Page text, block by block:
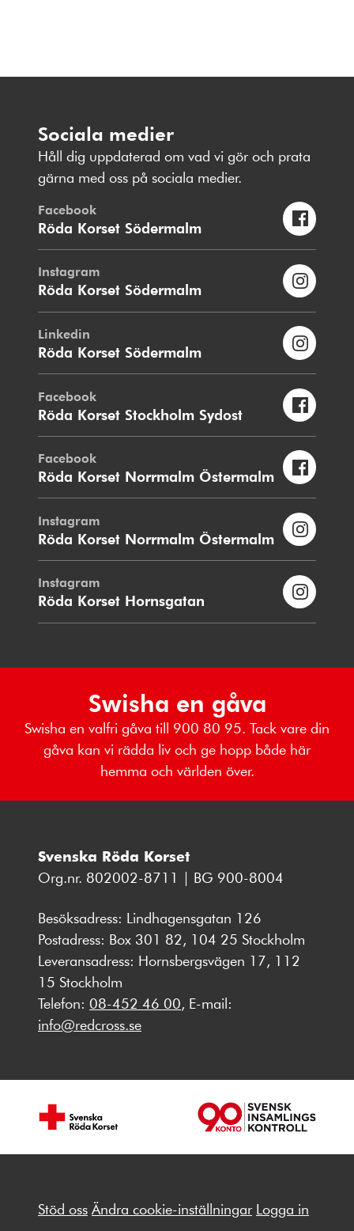
Sociala medier
Håll dig uppdaterad om vad vi gör och prata
gärna med oss på sociala medier.
Facebook
Röda Korset Södermalm
Instagram
Röda Korset Södermalm
Linkedin
Röda Korset Södermalm
Facebook
Röda Korset Stockholm Sydost
Facebook
Röda Korset Norrmalm Östermalm
Instagram
Röda Korset Norrmalm Östermalm
Instagram
Röda Korset Hornsgatan
Swisha en gåva
Swisha en valfri gåva till 900 80 95. Tack vare din
gåva kan vi rädda liv och ge hopp både här
hemma och världen över.
Svenska Röda Korset
Org.nr. 802002-8711 | BG 900-8004
Besöksadress: Lindhagensgatan 126
Postadress: Box 301 82, 104 25 Stockholm
Leveransadress: Hornsbergsvägen 17, 112
15 Stockholm
Telefon: 08-452 46 00, E-mail:
info@redcross.se
Stöd oss Ändra cookie-inställningar Logga in